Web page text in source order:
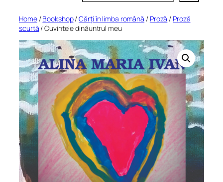
Home/Bookshop/Cărți în limba română / Proză / Proză
scurtă / Cuvintele dinăuntrul meu